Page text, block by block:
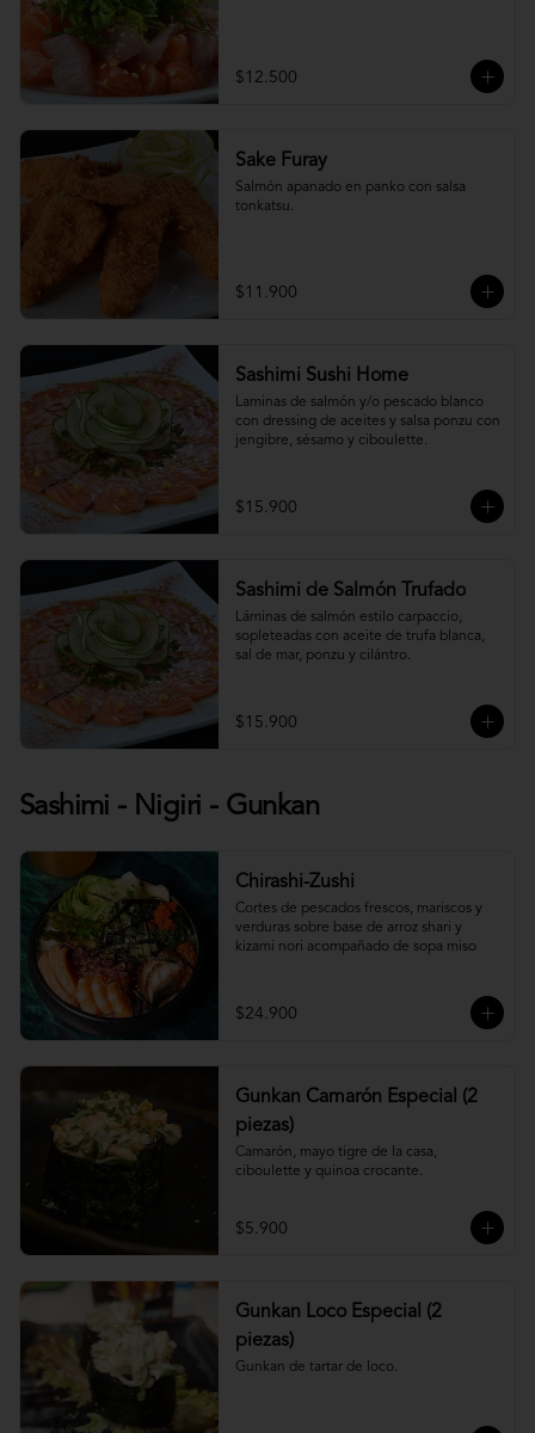
$12.500
Sake Furay
Salmón apanado en panko con salsa
tonkatsu.
$11.900
Sashimi Sushi Home
Laminas de salmón y/o pescado blanco
con dressing de aceites y salsa ponzu con
jengibre, sésamo y ciboulette.
$15.900
Sashimi de Salmón Trufado
Láminas de salmón estilo carpaccio,
sopleteadas con aceite de trufa blanca,
sal de mar, ponzu y cilántro.
$15.900
Sashimi - Nigiri - Gunkan
Chirashi-Zushi
Cortes de pescados frescos, mariscos y
verduras sobre base de arroz shari y
kizami nori acompañado de sopa miso
$24.900
Gunkan Camarón Especial (2
piezas)
Camarón, mayo tigre de la casa,
ciboulette y quinoa crocante.
$5.900
Gunkan Loco Especial (2
piezas)
Gunkan de tartar de loco.